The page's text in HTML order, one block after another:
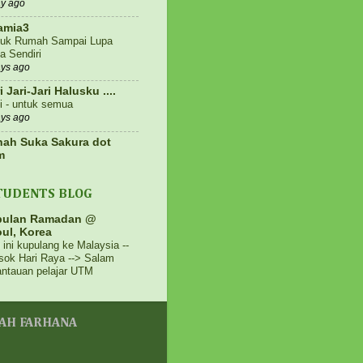
ago
Rumah Sampai Lupa
Sendiri
ago
Jari-Jari Halusku ....
- untuk semua
ago
Suka Sakura dot
ago
Citarasawan
NANAS HANTARAN
BAKUL PASTRY
ago
SBP?
ASHAARI
BLOG
Ramadan @
Korea
ini kupulang ke Malaysia --
Hari Raya --> Salam
pelajar UTM
FARHANA